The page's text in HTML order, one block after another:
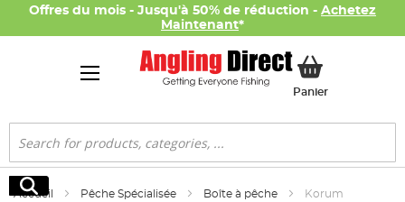
Offres du mois - Jusqu'à 50% de réduction - Achetez
Maintenant*
PanierMon panier
Rechercher
Rechercher
Accueil Pêche Spécialisée Boîte à pêche Korum